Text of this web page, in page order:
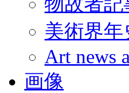
美術界年
Art news
画像